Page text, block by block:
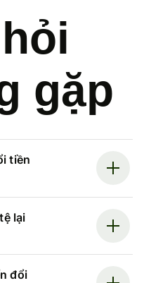
gặp
tiền
lại
đổi